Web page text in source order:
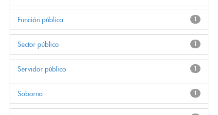
1
Función pública
1
Sector público
1
Servidor público
1
Soborno